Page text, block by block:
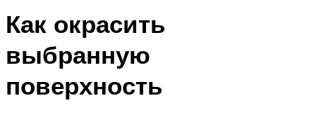
Как окрасить
выбранную
поверхность